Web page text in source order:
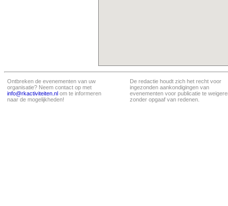
Ontbreken de evenementen van uw
organisatie? Neem contact op met
info@rkactiviteiten.nl om te informeren
naar de mogelijkheden!
De redactie houdt zich het recht voor
ingezonden aankondigingen van
evenementen voor publicatie te
zonder opgaaf van redenen.